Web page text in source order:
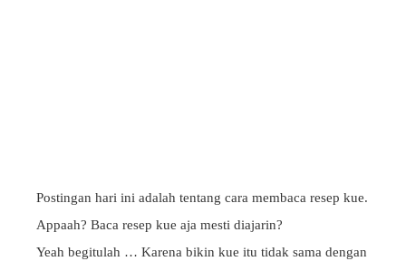
Postingan hari ini adalah tentang cara membaca resep kue.
Appaah? Baca resep kue aja mesti diajarin?
Yeah begitulah … Karena bikin kue itu tidak sama dengan